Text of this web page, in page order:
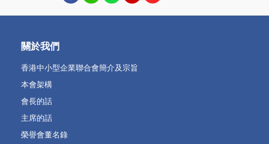
關於我們
香港中小型企業聯合會簡介及宗旨
本會架構
會長的話
主席的話
榮譽會董名錄